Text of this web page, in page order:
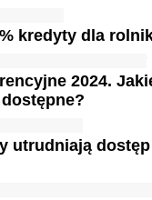
kredyty dla
2024.
utrudniają